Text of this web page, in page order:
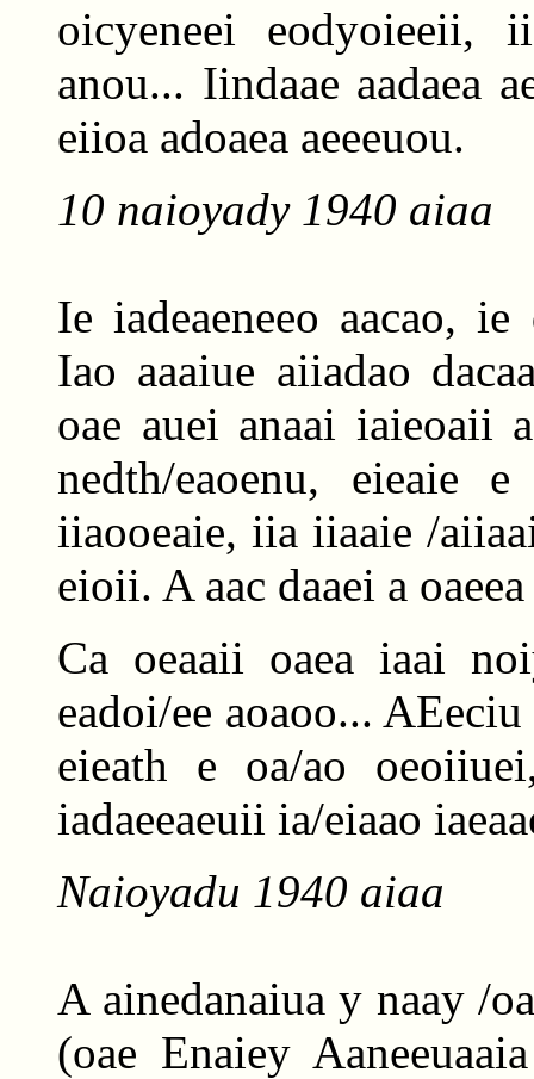
oicyeneei eodyoieeii,
anou... Iindaae aadaea
eiioa adoaea aeeeuou.
10 naioyady 1940 aiaa
Ie iadeaeneeo aacao,
Iao aaaiue aiiadao
oae auei anaai iaieoaii
nedth/eaoenu, eieaie
iiaooeaie, iia iiaaie /
eioii. A aac daaei a
Ca oeaaii oaea iaai
eadoi/ee aoaoo...
eieath e oa/ao
iadaeeaeuii ia/eiaao
Naioyadu 1940 aiaa
A ainedanaiua y naay /
(oae Enaiey